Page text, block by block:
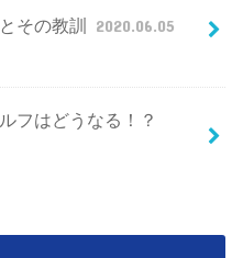
その教訓 2020.06.05
フはどうなる！？